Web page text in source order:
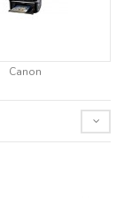
Canon